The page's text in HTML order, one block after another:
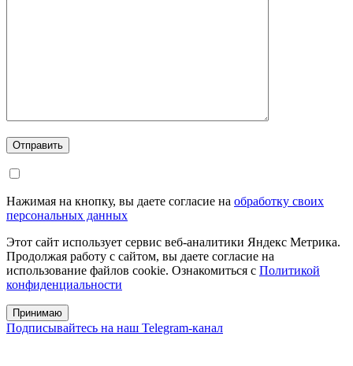
Отправить
Нажимая на кнопку, вы даете согласие на обработку своих
персональных данных
Этот сайт использует сервис веб-аналитики Яндекс Метрика.
Продолжая работу с сайтом, вы даете согласие на
использование файлов cookie. Ознакомиться с Политикой
конфиденциальности
Принимаю
Подписывайтесь на наш Telegram-канал